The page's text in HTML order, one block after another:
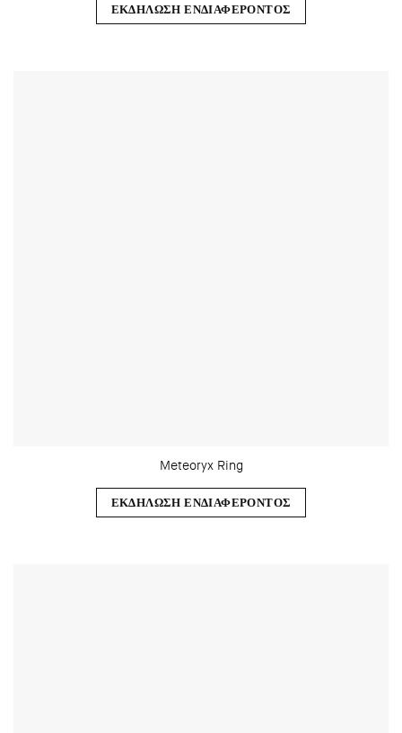
ΕΚΔΗΛΩΣΗ ΕΝΔΙΑΦΕΡΟΝΤΟΣ
Meteoryx Ring
ΕΚΔΗΛΩΣΗ ΕΝΔΙΑΦΕΡΟΝΤΟΣ